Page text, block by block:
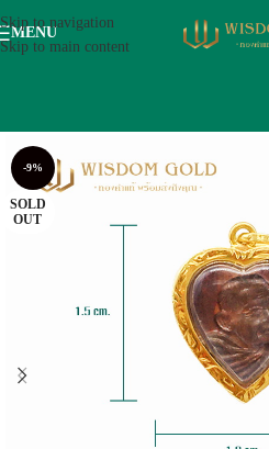
Skip to navigation
Skip to main content
MENU
-9%
SOLD
OUT